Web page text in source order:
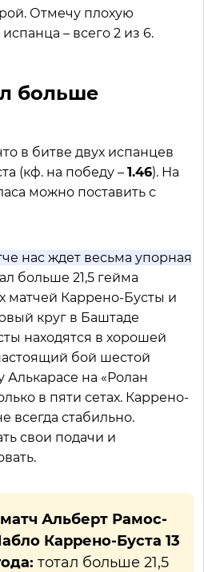
Отмечу плохую
– всего 2 из 6.
больше
в битве двух испанцев
(кф. на победу – 1.46). На
можно поставить с
нас ждет весьма упорная
больше 21,5 гейма
матчей Каррено-Бусты и
круг в Баштаде
находятся в хорошей
бой шестой
Алькарасе на «Ролан
в пяти сетах. Каррено-
всегда стабильно.
свои подачи и
Альберт Рамос-
Каррено-Буста 13
тотал больше 21,5